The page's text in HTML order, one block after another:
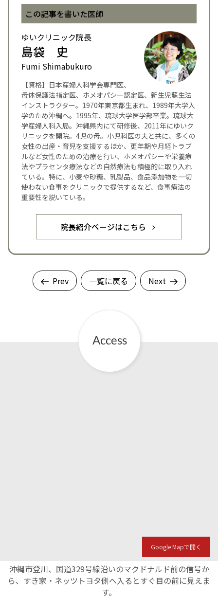
この記事を書いた医師
ゆいクリニック院長
島袋 史
Fumi Shimabukuro
【資格】日本産婦人科学会専門医、
母体保護法指定医、ホメオパシー認定医、新生児蘇生法
インストラクター。1970年東京都生まれ、1989年大学入
学のため沖縄へ。1995年、琉球大学医学部卒業。琉球大
学産婦人科入局。沖縄県内にて研修後、2011年にゆいク
リニックを開院。4児の母。小児科医の夫と共に、多くの
女性の出産・育児を支援するほか、更年期や月経トラブ
ルなど女性のための治療を行い、ホメオパシーや栄養療
法やプラセンタ療法などの自然療法も積極的に取り入れ
ている。特に、小麦や砂糖、乳製品、食品添加物を一切
使わない食事をクリニックで提供するなど、食事療法の
重要性を説いている。
院長紹介ページはこちら
Prev 一覧に戻る Next
Google Mapで開く
沖縄市登川、国道329号線沿いのマクドナルド前の信号か
ら、すき家・ネッツトヨタ側へ入るとすぐ目の前に見えま
す。